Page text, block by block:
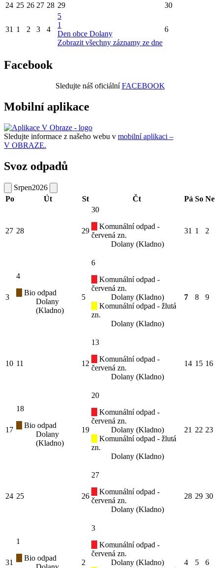
24 25 26 27 28 29 30
31 1 2 3 4
5
1
Den obce Dolany
Zobrazit všechny záznamy ze dne
6
Facebook
Sledujte náš oficiálníFACEBOOK
Mobilní aplikace
Sledujte informace z našeho webu v mobilní aplikaci –
V OBRAZE.
Svoz odpadů
Srpen2026
Po
Út St Čt Pá So Ne
27 28 29
30
Komunální odpad -
červená zn.
Dolany (Kladno)
31 1 2
3
4
Bio odpad
Dolany
(Kladno)
5
6
Komunální odpad -
červená zn.
Dolany (Kladno)
Komunální odpad - žlutá
zn.
Dolany (Kladno)
7 8 9
10 11 12
13
Komunální odpad -
červená zn.
Dolany (Kladno)
14 15 16
17
18
Bio odpad
Dolany
(Kladno)
19
20
Komunální odpad -
červená zn.
Dolany (Kladno)
Komunální odpad - žlutá
zn.
Dolany (Kladno)
21 22 23
24 25 26
27
Komunální odpad -
červená zn.
Dolany (Kladno)
28 29 30
31
1
Bio odpad
2
3
Komunální odpad -
červená zn.
Dolany (Kladno)
4 5 6